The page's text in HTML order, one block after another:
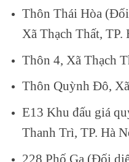
Thôn Thái Hòa
Xã Thạch Thất, TP.
Thôn 4, Xã Thạch
Thôn Quỳnh Đô,
E13 Khu đấu giá
Thanh Trì, TP. Hà
228 Phố Ga (Đối